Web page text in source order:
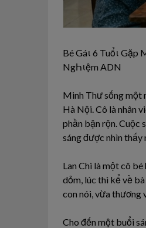
Bé Gáι 6 Tuổι
NgҺιệm ADN
Minh Thư sống một
Hà Nội. Cô là nhân
phần bận rộn. Cuộc
sáng được nhìn
Lan Chi là một cô
dỏm, lúc thì kể về
con nói, vừa thương
Cho đến một buổi